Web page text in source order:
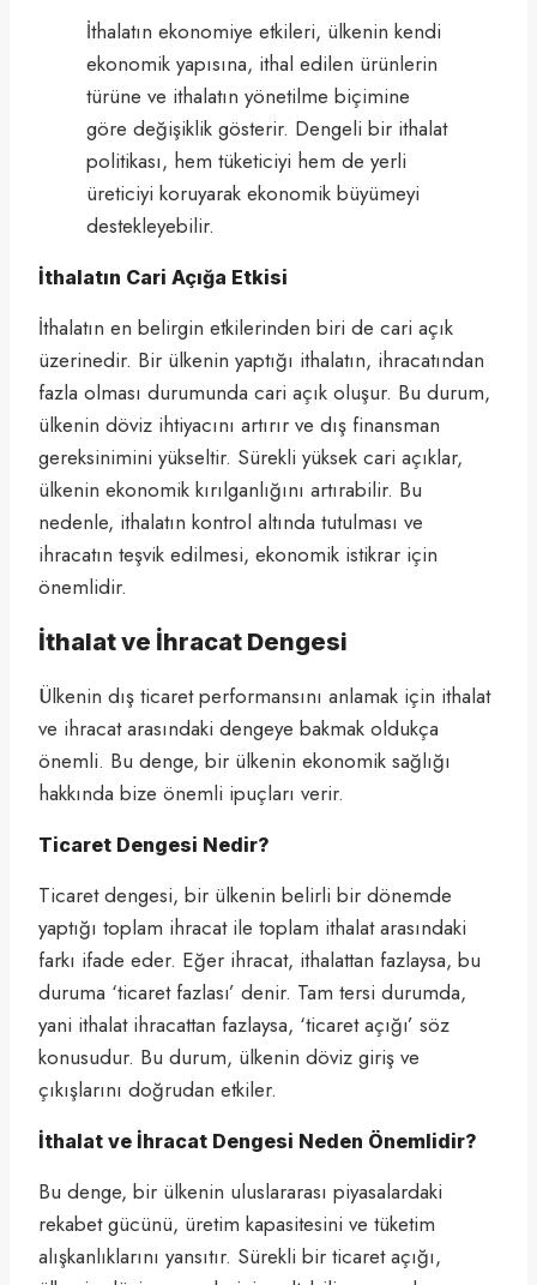
İthalatın ekonomiye etkileri, ülkenin kendi
ekonomik yapısına, ithal edilen ürünlerin
türüne ve ithalatın yönetilme biçimine
göre değişiklik gösterir. Dengeli bir ithalat
politikası, hem tüketiciyi hem de yerli
üreticiyi koruyarak ekonomik büyümeyi
destekleyebilir.
İthalatın Cari Açığa Etkisi
İthalatın en belirgin etkilerinden biri de cari açık
üzerinedir. Bir ülkenin yaptığı ithalatın, ihracatından
fazla olması durumunda cari açık oluşur. Bu durum,
ülkenin döviz ihtiyacını artırır ve dış finansman
gereksinimini yükseltir. Sürekli yüksek cari açıklar,
ülkenin ekonomik kırılganlığını artırabilir. Bu
nedenle, ithalatın kontrol altında tutulması ve
ihracatın teşvik edilmesi, ekonomik istikrar için
önemlidir.
İthalat ve İhracat Dengesi
Ülkenin dış ticaret performansını anlamak için ithalat
ve ihracat arasındaki dengeye bakmak oldukça
önemli. Bu denge, bir ülkenin ekonomik sağlığı
hakkında bize önemli ipuçları verir.
Ticaret Dengesi Nedir?
Ticaret dengesi, bir ülkenin belirli bir dönemde
yaptığı toplam ihracat ile toplam ithalat arasındaki
farkı ifade eder. Eğer ihracat, ithalattan fazlaysa, bu
duruma ‘ticaret fazlası’ denir. Tam tersi durumda,
yani ithalat ihracattan fazlaysa, ‘ticaret açığı’ söz
konusudur. Bu durum, ülkenin döviz giriş ve
çıkışlarını doğrudan etkiler.
İthalat ve İhracat Dengesi Neden Önemlidir?
Bu denge, bir ülkenin uluslararası piyasalardaki
rekabet gücünü, üretim kapasitesini ve tüketim
alışkanlıklarını yansıtır. Sürekli bir ticaret açığı,